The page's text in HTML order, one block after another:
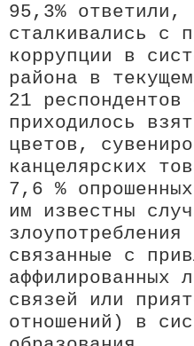
95,3% ответили,
сталкивались с
коррупции в
района в
21
приходилось
цветов,
канцелярских
7,6 %
им известны
злоупотребления
связанные с
аффилированных
связей или
отношений) в